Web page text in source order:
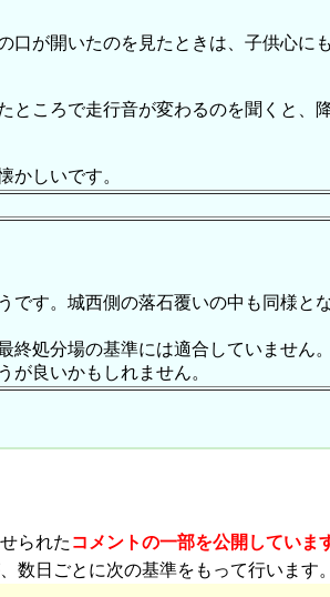
が開いたのを見たときは、子供心に
ころで走行音が変わるのを聞くと、
かしいです。
す。城西側の落石覆いの中も同様と
処分場の基準には適合していません
良いかもしれません。
られた コメントの一部を公開していま
数日ごとに次の基準をもって行います。